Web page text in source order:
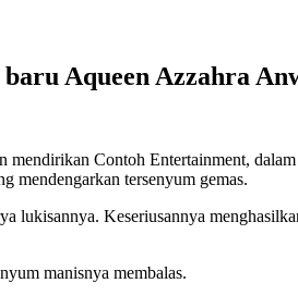
Aqueen Azzahra
Contoh Entertainment,
mendengarkan tersenyum gemas.
lukisannya. Keseriusannya
manisnya membalas.